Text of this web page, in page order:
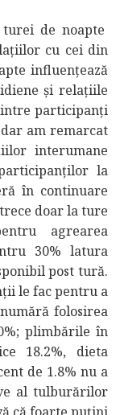
de noapte
cu cei din
influențează
și relațiile
participanți
am remarcat
interumane
la
în continuare
doar la ture
agrearea
30% latura
post tură.
le fac pentru a
folosirea
plimbările în
18.2%, dieta
de 1.8% nu a
al tulburărilor